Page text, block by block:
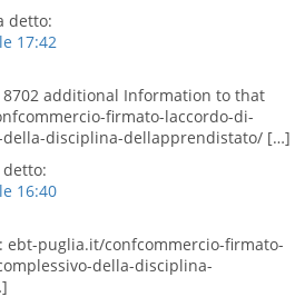
detto:
17:42
additional Information to that
firmato-laccordo-di-
della-disciplina-dellapprendistato/ […]
detto:
16:40
ebt-puglia.it/confcommercio-firmato-
della-disciplina-